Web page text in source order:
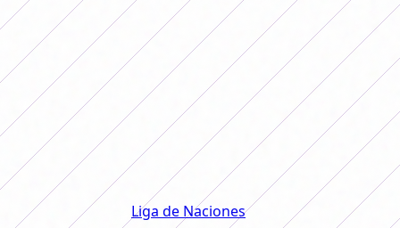
Este sábado se jugarán las vueltas
de las semifinales y se conocerán
los dos equipos que disputarán el
premio mayor del Segundo Torneo
Femenino 2025.
Luego del breve receso por la disputa de la tercera y
cuarta fecha de la Liga de Naciones, este sábado se